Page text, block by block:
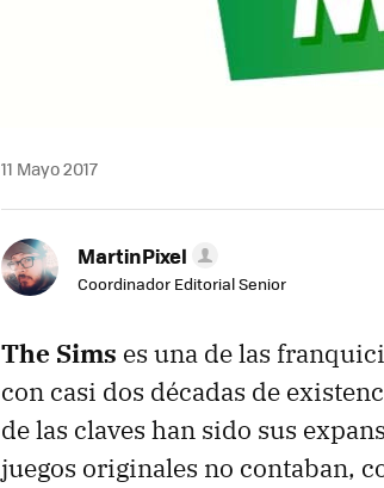
11 Mayo 2017
MartinPixel
Coordinador Editorial Senior
The Sims es una de las
con casi dos décadas de
de las claves han sido sus
juegos originales no contaban,